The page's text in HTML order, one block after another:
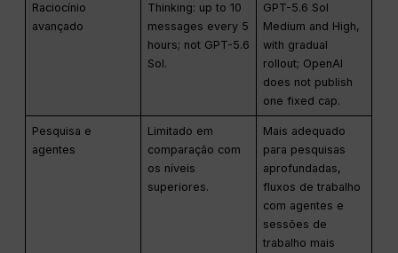
Raciocínio
avançado
Thinking: up to 10
messages every 5
hours; not GPT-5.6
Sol.
GPT-5.6 Sol
Medium and High,
with gradual
rollout; OpenAI
does not publish
one fixed cap.
Pesquisa e
agentes
Limitado em
comparação com
os níveis
superiores.
Mais adequado
para pesquisas
aprofundadas,
fluxos de trabalho
com agentes e
sessões de
trabalho mais